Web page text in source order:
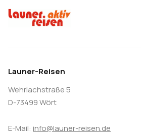
unterschiedlichen Höhen am
entlang, daher auch durch
Mandelbäume und Feigen im
62KM/1230HM.
6. Tag:
Launer-Reisen
Wehrlachstraße 5
D-73499 Wört
E-Mail: info@launer-reisen.de